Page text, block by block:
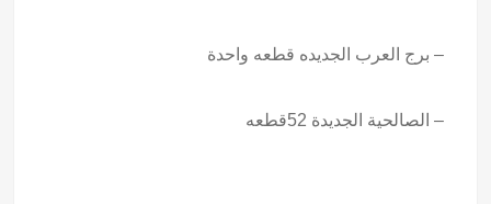
– برج العرب الجديده قطعه واحدة
– الصالحية الجديدة 52قطعه